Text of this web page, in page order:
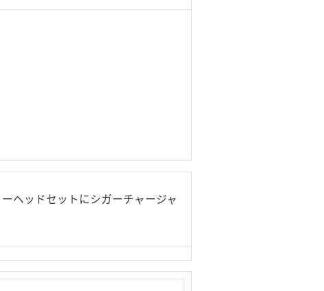
ヘッドセットにシガーチャージャ